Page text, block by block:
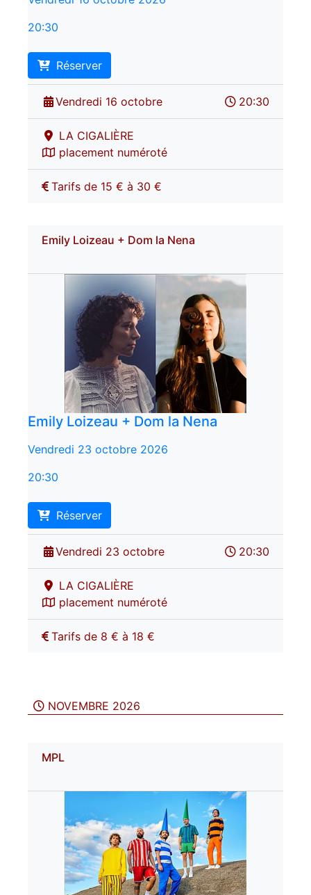
20:30
Réserver
Vendredi 16 octobre 20:30
LA CIGALIÈRE
placement numéroté
Tarifs de 15 € à 30 €
Emily Loizeau + Dom la Nena
Emily Loizeau + Dom la Nena
Vendredi 23 octobre 2026
20:30
Réserver
Vendredi 23 octobre 20:30
LA CIGALIÈRE
placement numéroté
Tarifs de 8 € à 18 €
NOVEMBRE 2026
MPL